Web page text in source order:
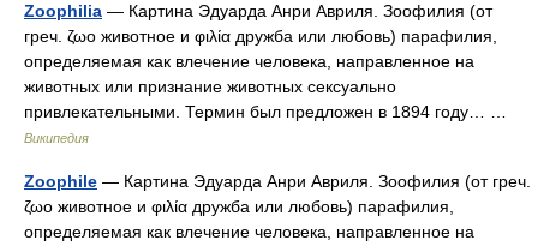
Zoophilia — Картина Эдуарда Анри Авриля. Зоофилия (от
греч. ζωο животное и φιλία дружба или любовь) парафилия,
определяемая как влечение человека, направленное на
животных или признание животных сексуально
привлекательными. Термин был предложен в 1894 году… …
Википедия
Zoophile — Картина Эдуарда Анри Авриля. Зоофилия (от греч.
ζωο животное и φιλία дружба или любовь) парафилия,
определяемая как влечение человека, направленное на